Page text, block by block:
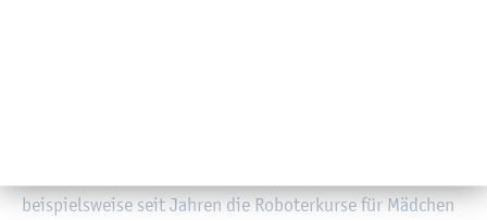
bei­spiels­wei­se seit Jah­ren die Ro­bo­ter­kur­se für Mäd­chen